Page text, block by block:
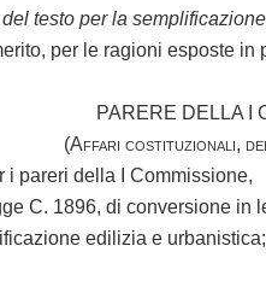
testo per la
per le ragioni esposte
PARERE DELLA I
(Affari costituzionali,
i pareri della I Commissione,
C. 1896, di conversione in
edilizia e urbanistica;